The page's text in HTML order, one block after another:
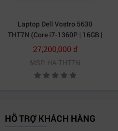
Laptop Dell Vostro 5630
THT7N (Core i7-1360P | 16GB |
512GB | RTX 2050 4GB | 16.0
inch FHD+ | Win 11 | Bạc)
27,200,000 đ
MSP: HA-THT7N
HỖ TRỢ KHÁCH HÀNG